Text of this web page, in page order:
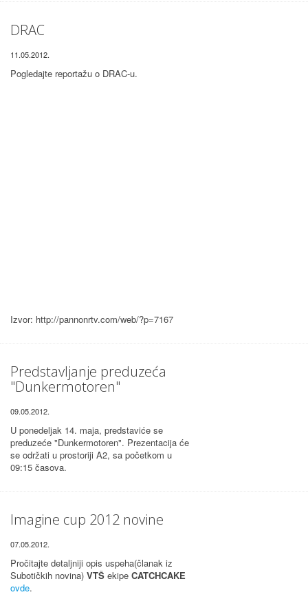
DRAC
11.05.2012.
Pogledajte reportažu o DRAC-u.
Izvor: http://pannonrtv.com/web/?p=7167
Predstavljanje preduzeća
"Dunkermotoren"
09.05.2012.
U ponedeljak 14. maja, predstaviće se
preduzeće "Dunkermotoren". Prezentacija će
se održati u prostoriji A2, sa početkom u
09:15 časova.
Imagine cup 2012 novine
07.05.2012.
Pročitajte detaljniji opis uspeha(članak iz
Subotičkih novina) VTŠ ekipe CATCHCAKE
ovde.